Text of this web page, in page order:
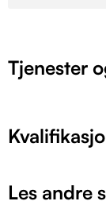
Tjenester
Les andre